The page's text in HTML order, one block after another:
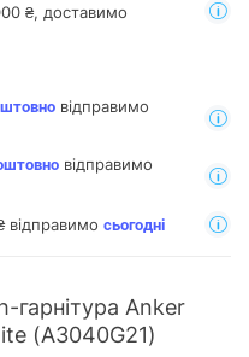
₴, доставимо
відправимо
відправимо
відправимо сьогодні
гарнітура Anker
(A3040G21)